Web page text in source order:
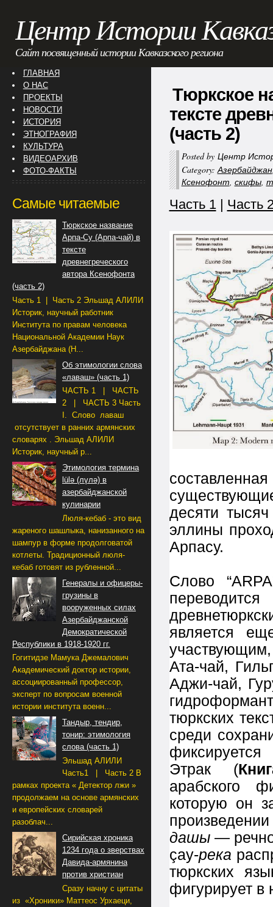
Центр Истории
Сайт посвященный истории Кавказского региона
Тюркское
тексте
(часть 2)
Posted by Центр
Category:Азербайджан
Ксенофонт, скифы,
Часть 1| Часть
десяти
эллины
Арпасу.
Слово
является
Ата-чай,
Аджи-чай,
тюркских
среди
Этрак (
арабского
которую он
дашы—
çay-река
тюркских
фигурирует в
ГЛАВНАЯ
О НАС
ПРОЕКТЫ
НОВОСТИ
ИСТОРИЯ
ЭТНОГРАФИЯ
КУЛЬТУРА
ВИДЕОАРХИВ
ФОТО-ФАКТЫ
Самые читаемые
Тюркское название
Арпа-Су (Арпа-чай) в
тексте
древнегреческого
автора Ксенофонта
(часть 2)
Часть 1 | Часть 2 Эльшад АЛИЛИ
Историк, научный работник
Института по правам человека
Национальной Академии Наук
Азербайджана (Н...
Об этимологии слова
«лаваш» (часть 1)
ЧАСТЬ 1 | ЧАСТЬ
2 | ЧАСТЬ 3 Часть
I. Слово лаваш
отсутствует в ранних армянских
словарях . Эльшад АЛИЛИ
Историк, научный р...
Этимология термина
lülə (лүлә) в
азербайджанской
кулинарии
Люля-кебаб - это вид
жареного шашлыка, нанизанного на
шампур в форме продолговатой
котлеты. Традиционный люля-
кебаб готовят из рубленной...
Генералы и офицеры-
грузины в
вооруженных силах
Азербайджанской
Демократической
Республики в 1918-1920 гг.
Гогитидзе Мамука Джемалович
Академический доктор истории,
ассоциированный профессор,
эксперт по вопросам военной
истории института военн...
Тандыр, тендир,
тонир: этимология
слова (часть 1)
Эльшад АЛИЛИ
Часть1 | Часть 2 В
рамках проекта « Детектор лжи »
продолжаем на основе армянских
и европейских словарей
разоблач...
Сирийская хроника
1234 года о зверствах
Давида-армянина
против христиан
Сразу начну с цитаты
из «Хроники» Маттеос Урхаеци,